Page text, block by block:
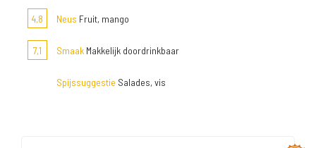
4,8 Neus Fruit, mango
7,1 Smaak Makkelijk doordrinkbaar
Spijssuggestie Salades, vis